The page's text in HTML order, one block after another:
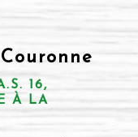
16,
À LA